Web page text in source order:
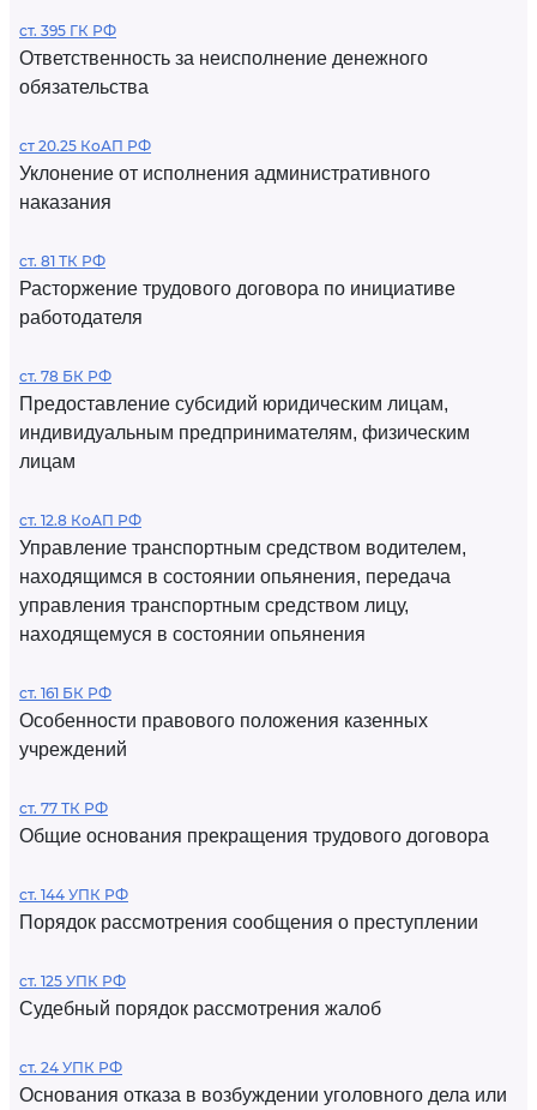
ст. 395 ГК РФ
Ответственность за неисполнение денежного
обязательства
ст 20.25 КоАП РФ
Уклонение от исполнения административного
наказания
ст. 81 ТК РФ
Расторжение трудового договора по инициативе
работодателя
ст. 78 БК РФ
Предоставление субсидий юридическим лицам,
индивидуальным предпринимателям, физическим
лицам
ст. 12.8 КоАП РФ
Управление транспортным средством водителем,
находящимся в состоянии опьянения, передача
управления транспортным средством лицу,
находящемуся в состоянии опьянения
ст. 161 БК РФ
Особенности правового положения казенных
учреждений
ст. 77 ТК РФ
Общие основания прекращения трудового договора
ст. 144 УПК РФ
Порядок рассмотрения сообщения о преступлении
ст. 125 УПК РФ
Судебный порядок рассмотрения жалоб
ст. 24 УПК РФ
Основания отказа в возбуждении уголовного дела или